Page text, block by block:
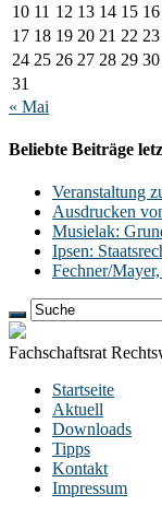
10 11 12 13 14 15 16
17 18 19 20 21 22 23
24 25 26 27 28 29 30
31
« Mai
Beliebte Beiträge
Veranstaltung
Ausdrucken
Musielak:
Ipsen:
Fechner/
Fachschaftsrat
Startseite
Aktuell
Downloads
Tipps
Kontakt
Impressum